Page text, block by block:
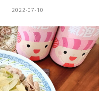
2022-07-10